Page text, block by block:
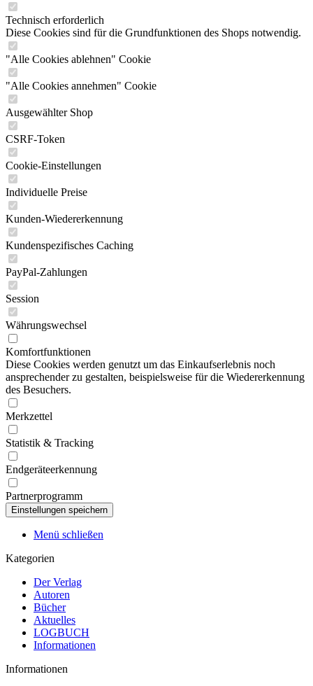
Technisch erforderlich
Diese Cookies sind für die Grundfunktionen des Shops notwendig.
"Alle Cookies ablehnen" Cookie
"Alle Cookies annehmen" Cookie
Ausgewählter Shop
CSRF-Token
Cookie-Einstellungen
Individuelle Preise
Kunden-Wiedererkennung
Kundenspezifisches Caching
PayPal-Zahlungen
Session
Währungswechsel
Komfortfunktionen
Diese Cookies werden genutzt um das Einkaufserlebnis noch
ansprechender zu gestalten, beispielsweise für die Wiedererkennung
des Besuchers.
Merkzettel
Statistik & Tracking
Endgeräteerkennung
Partnerprogramm
Menü schließen
Kategorien
Der Verlag
Autoren
Bücher
Aktuelles
LOGBUCH
Informationen
Informationen